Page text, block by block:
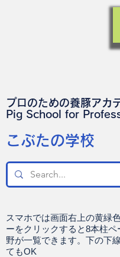
プロのための養豚アカ
​Pig School for
​こぶたの学校
スマホでは画面右上の黄緑
ーをクリックすると8本柱
野が一覧できます。下の下
てもOK